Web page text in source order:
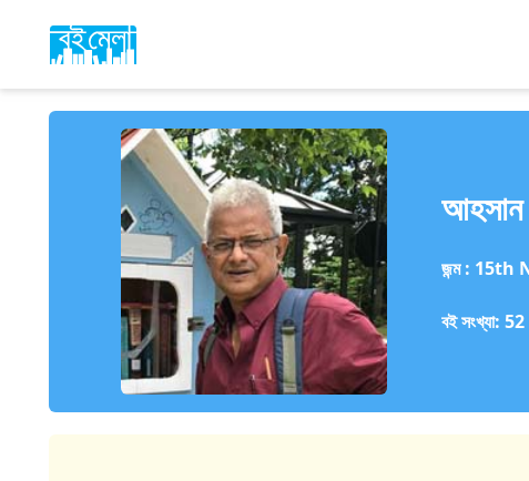
আহসান
জন্ম : 15th
বই সংখ্যা:52